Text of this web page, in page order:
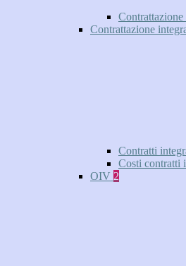
Contrattazione
Contratti
Costi contratti
OIV 2